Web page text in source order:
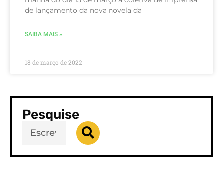
de lançamento da nova novela da
SAIBA MAIS »
18 de março de 2022
Pesquise